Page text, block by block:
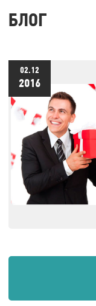
БЛОГ
02.12
2016